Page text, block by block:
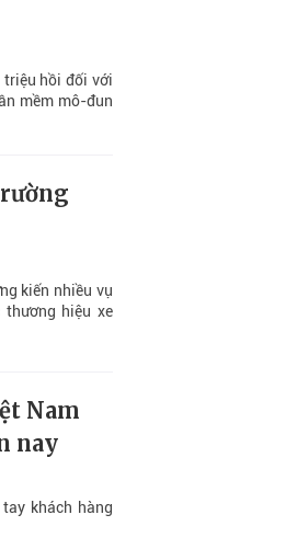
triệu hồi đối với
mềm mô-đun
kiến nhiều vụ
hiệu xe
Nam
nay
khách hàng